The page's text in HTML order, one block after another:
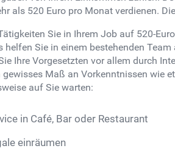
als 520 Euro pro Monat verdienen.
Sie in Ihrem Job auf 520-
helfen Sie in einem bestehenden
Ihre Vorgesetzten vor allem durch
gewisses Maß an Vorkenntnissen wie
auf Sie warten:
in Café, Bar oder Restaurant
einräumen